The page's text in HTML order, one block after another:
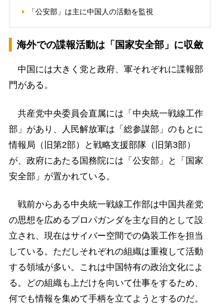
「公安部」は主に中国人の活動を監視
海外での諜報活動は「国家安全部」に収斂
中国には大きく党と政府、軍それぞれに諜報部
門がある。
共産党中央委員会直属には「中央統一戦線工作
部」があり、人民解放軍は「総参謀部」のもとに
情報局（旧第2部）と戦略支援部隊（旧第3部）
が、政府にあたる国務院には「公安部」と「国家
安全部」が置かれている。
戦前からある中央統一戦線工作部は中国共産党
の思想を広めるプロパガンダを主な目的として設
立され、現在はサイバー空間での偽装工作を担当
している。ただしそれぞれの組織は重複して活動
する領域が多い。これは中国特有の政治文化によ
る。どの組織も上だけを向いて仕事をするため、
何でも情報を集めて手柄を立てようとするのだ。